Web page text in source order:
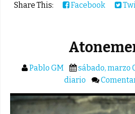
Share This: Facebook
Pablo GM sábado, marzo
diario